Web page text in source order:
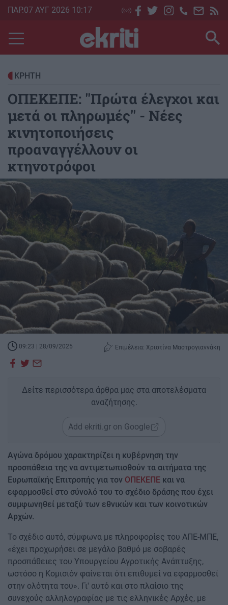
Skip
main
content
ΠΑΡ.07 ΑΥΓ 2026 10:17
ΚΡΗΤΗ
ΟΠΕΚΕΠΕ: ''Πρώτα έλεγχοι και
μετά οι πληρωμές'' - Νέες
κινητοποιήσεις
προαναγγέλλουν οι
κτηνοτρόφοι
09:23 | 28/09/2025 Επιμέλεια: Χριστίνα Μαστρογιαννάκη
Δείτε περισσότερα άρθρα μας στα αποτελέσματα
αναζήτησης.
Add ekriti.gr on Google
Αγώνα δρόμου χαρακτηρίζει η κυβέρνηση την
προσπάθεια της να αντιμετωπισθούν τα αιτήματα της
Ευρωπαϊκής Επιτροπής για τον ΟΠΕΚΕΠΕ και να
εφαρμοσθεί στο σύνολό του το σχέδιο δράσης που έχει
συμφωνηθεί μεταξύ των εθνικών και των κοινοτικών
Αρχών.
Το σχέδιο αυτό, σύμφωνα με πληροφορίες του ΑΠΕ-ΜΠΕ,
«έχει προχωρήσει σε μεγάλο βαθμό με σοβαρές
προσπάθειες του Υπουργείου Αγροτικής Ανάπτυξης,
ωστόσο η Κομισιόν φαίνεται ότι επιθυμεί να εφαρμοσθεί
στην ολότητα του». Γι' αυτό και στο πλαίσιο της
συνεχούς αλληλογραφίας με τις ελληνικές Αρχές, με